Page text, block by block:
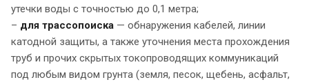
утечки воды с точностью до 0,1 метра;
– для трассопоиска — обнаружения кабелей, линии
катодной защиты, а также уточнения места прохождения
труб и прочих скрытых токопроводящих коммуникаций
под любым видом грунта (земля, песок, щебень, асфальт,